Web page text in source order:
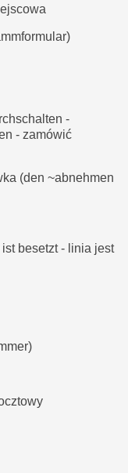
-
- zamówić
(den ~abnehmen
besetzt - linia jest